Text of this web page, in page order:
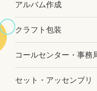
アルバム作成
クラフト包装
コールセンター・事務
セット・アッセンブリ